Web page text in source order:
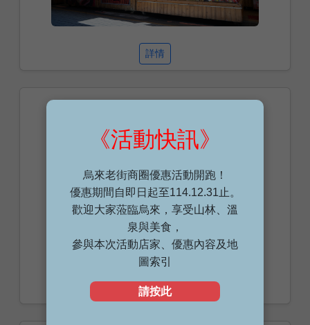
詳情
詳情
《活動快訊》
烏來老街商圈優惠活動開跑！
優惠期間自即日起至114.12.31止。
歡迎大家蒞臨烏來，享受山林、溫
泉與美食，
參與本次活動店家、優惠內容及地
圖索引
請按此